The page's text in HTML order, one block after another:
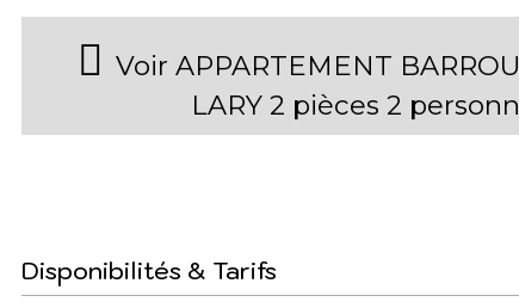
Voir APPARTEMENT
LARY 2 pièces 2
Disponibilités & Tarifs